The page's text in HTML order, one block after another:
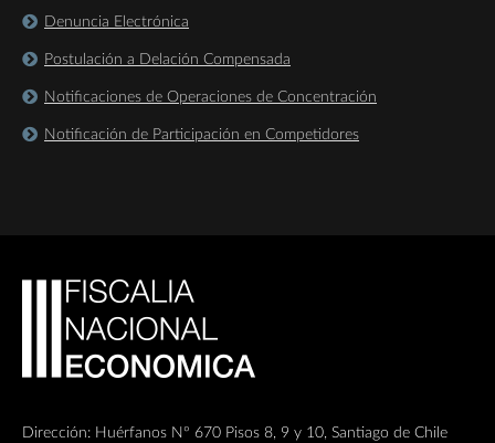
Denuncia Electrónica
Postulación a Delación Compensada
Notificaciones de Operaciones de Concentración
Notificación de Participación en Competidores
Dirección: Huérfanos Nº 670 Pisos 8, 9 y 10, Santiago de Chile